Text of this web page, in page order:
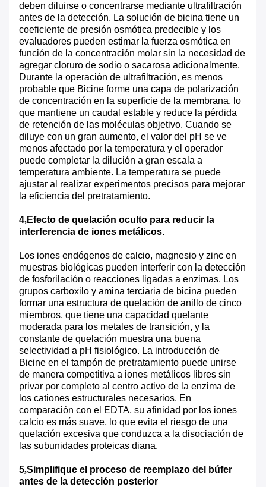
deben diluirse o concentrarse mediante ultrafiltración
antes de la detección. La solución de bicina tiene un
coeficiente de presión osmótica predecible y los
evaluadores pueden estimar la fuerza osmótica en
función de la concentración molar sin la necesidad de
agregar cloruro de sodio o sacarosa adicionalmente.
Durante la operación de ultrafiltración, es menos
probable que Bicine forme una capa de polarización
de concentración en la superficie de la membrana, lo
que mantiene un caudal estable y reduce la pérdida
de retención de las moléculas objetivo. Cuando se
diluye con un gran aumento, el valor del pH se ve
menos afectado por la temperatura y el operador
puede completar la dilución a gran escala a
temperatura ambiente. La temperatura se puede
ajustar al realizar experimentos precisos para mejorar
la eficiencia del pretratamiento.
4,Efecto de quelación oculto para reducir la
interferencia de iones metálicos.
Los iones endógenos de calcio, magnesio y zinc en
muestras biológicas pueden interferir con la detección
de fosforilación o reacciones ligadas a enzimas. Los
grupos carboxilo y amina terciaria de bicina pueden
formar una estructura de quelación de anillo de cinco
miembros, que tiene una capacidad quelante
moderada para los metales de transición, y la
constante de quelación muestra una buena
selectividad a pH fisiológico. La introducción de
Bicine en el tampón de pretratamiento puede unirse
de manera competitiva a iones metálicos libres sin
privar por completo al centro activo de la enzima de
los cationes estructurales necesarios. En
comparación con el EDTA, su afinidad por los iones
calcio es más suave, lo que evita el riesgo de una
quelación excesiva que conduzca a la disociación de
las subunidades proteicas diana.
5,Simplifique el proceso de reemplazo del búfer
antes de la detección posterior